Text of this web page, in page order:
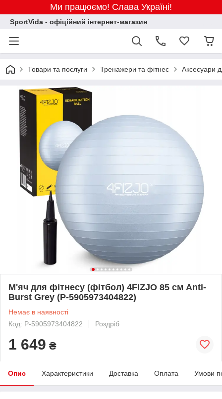
Ми працюємо! Слава Україні!
SportVida - офіційний інтернет-магазин
Товари та послуги Тренажери та фітнес Аксесуари
М'яч для фітнесу (фітбол) 4FIZJO 85 см Anti-
Burst Grey (P-5905973404822)
Немає в наявності
Код: P-5905973404822
Роздріб
1 649 ₴
Опис Характеристики Доставка Оплата Умови